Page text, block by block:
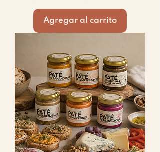
Agregar al carrito